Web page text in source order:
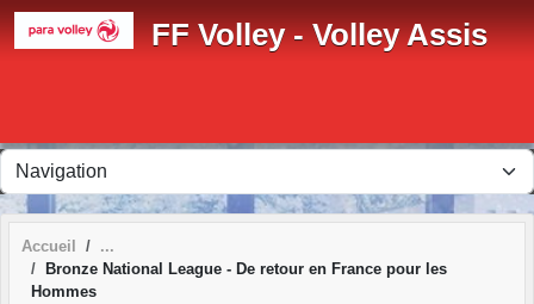
FF Volley - Volley Assis
Accueil
Bronze National League - De retour en France pour les
Hommes
Panneau de gestion des cookies